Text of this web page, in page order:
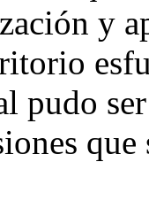
y
pudo